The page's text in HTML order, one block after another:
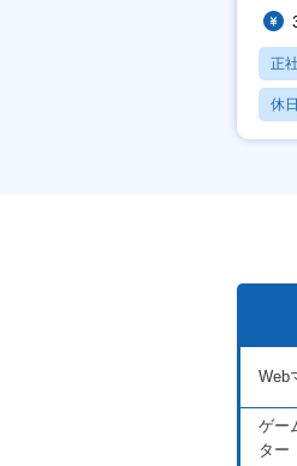
正
休
月
Web
ゲー
ター